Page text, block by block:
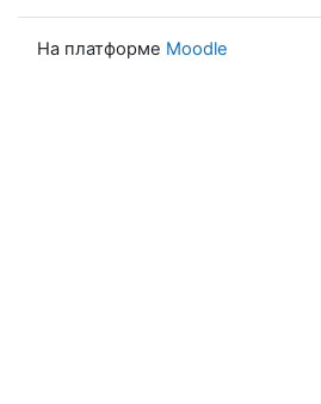
На платформе Moodle